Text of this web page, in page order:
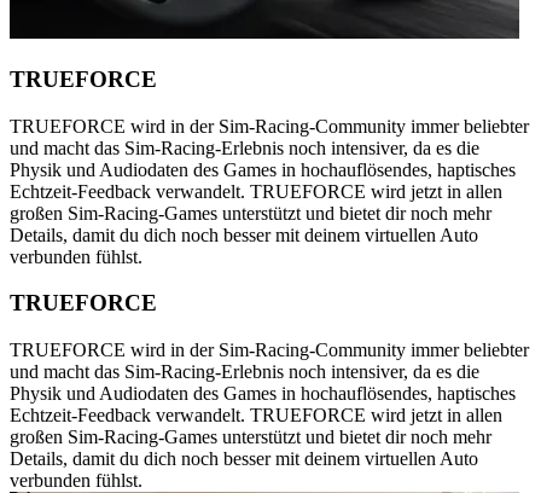
TRUEFORCE
TRUEFORCE wird in der Sim-Racing-Community immer beliebter
und macht das Sim-Racing-Erlebnis noch intensiver, da es die
Physik und Audiodaten des Games in hochauflösendes, haptisches
Echtzeit-Feedback verwandelt. TRUEFORCE wird jetzt in allen
großen Sim-Racing-Games unterstützt und bietet dir noch mehr
Details, damit du dich noch besser mit deinem virtuellen Auto
verbunden fühlst.
TRUEFORCE
TRUEFORCE wird in der Sim-Racing-Community immer beliebter
und macht das Sim-Racing-Erlebnis noch intensiver, da es die
Physik und Audiodaten des Games in hochauflösendes, haptisches
Echtzeit-Feedback verwandelt. TRUEFORCE wird jetzt in allen
großen Sim-Racing-Games unterstützt und bietet dir noch mehr
Details, damit du dich noch besser mit deinem virtuellen Auto
verbunden fühlst.